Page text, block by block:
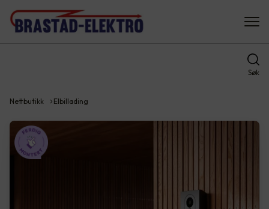
Søk
Nettbutikk Elbillading